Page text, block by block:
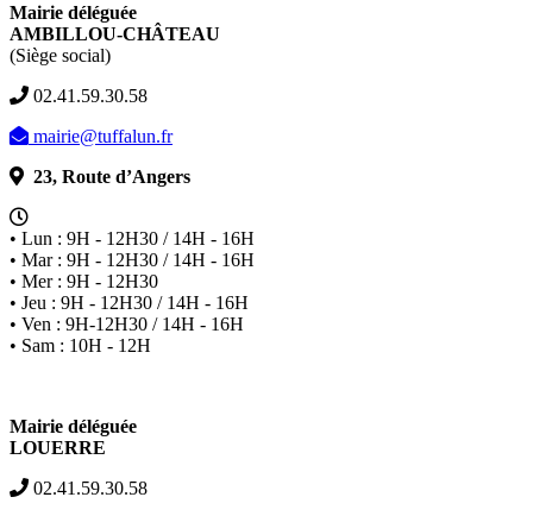
Mairie déléguée
AMBILLOU-CHÂTEAU
(Siège social)
02.41.59.30.58
mairie@tuffalun.fr
23, Route d’Angers
• Lun : 9H - 12H30 / 14H - 16H
• Mar : 9H - 12H30 / 14H - 16H
• Mer : 9H - 12H30
• Jeu : 9H - 12H30 / 14H - 16H
• Ven : 9H-12H30 / 14H - 16H
• Sam : 10H - 12H
Mairie déléguée
LOUERRE
02.41.59.30.58